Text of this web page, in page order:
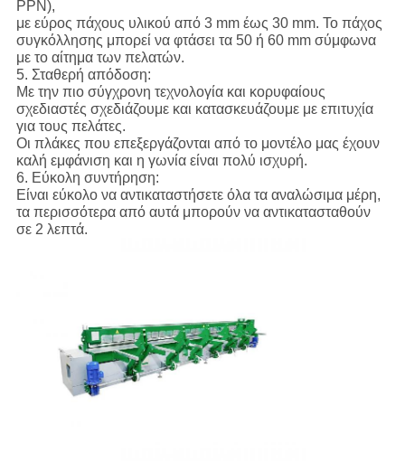
PPN),
με εύρος πάχους υλικού από 3 mm έως 30 mm. Το πάχος
συγκόλλησης μπορεί να φτάσει τα 50 ή 60 mm σύμφωνα
με το αίτημα των πελατών.
5. Σταθερή απόδοση:
Με την πιο σύγχρονη τεχνολογία και κορυφαίους
σχεδιαστές σχεδιάζουμε και κατασκευάζουμε με επιτυχία
για τους πελάτες.
Οι πλάκες που επεξεργάζονται από το μοντέλο μας έχουν
καλή εμφάνιση και η γωνία είναι πολύ ισχυρή.
6. Εύκολη συντήρηση:
Είναι εύκολο να αντικαταστήσετε όλα τα αναλώσιμα μέρη,
τα περισσότερα από αυτά μπορούν να αντικατασταθούν
σε 2 λεπτά.